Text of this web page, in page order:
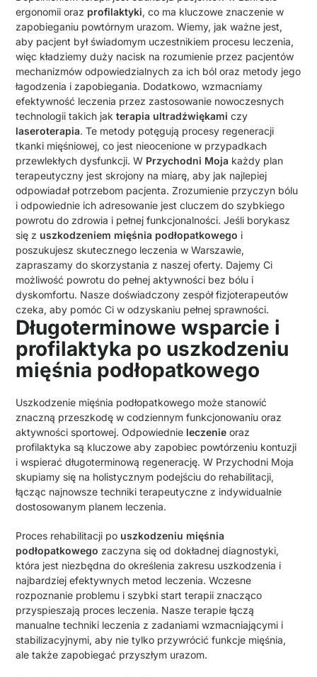
ergonomii oraz profilaktyki, co ma kluczowe znaczenie w
zapobieganiu powtórnym urazom. Wiemy, jak ważne jest,
aby pacjent był świadomym uczestnikiem procesu leczenia,
więc kładziemy duży nacisk na rozumienie przez pacjentów
mechanizmów odpowiedzialnych za ich ból oraz metody jego
łagodzenia i zapobiegania. Dodatkowo, wzmacniamy
efektywność leczenia przez zastosowanie nowoczesnych
technologii takich jakterapia ultradźwiękami czy
laseroterapia. Te metody potęgują procesy regeneracji
tkanki mięśniowej, co jest nieocenione w przypadkach
przewlekłych dysfunkcji. W Przychodni Moja każdy plan
terapeutyczny jest skrojony na miarę, aby jak najlepiej
odpowiadał potrzebom pacjenta. Zrozumienie przyczyn bólu
i odpowiednie ich adresowanie jest cluczem do szybkiego
powrotu do zdrowia i pełnej funkcjonalności. Jeśli borykasz
się z uszkodzeniem mięśnia podłopatkowego i
poszukujesz skutecznego leczenia w Warszawie,
zapraszamy do skorzystania z naszej oferty. Dajemy Ci
możliwość powrotu do pełnej aktywności bez bólu i
dyskomfortu. Nasze doświadczony zespół fizjoterapeutów
czeka, aby pomóc Ci w odzyskaniu pełnej sprawności.
Długoterminowe wsparcie i
profilaktyka po uszkodzeniu
mięśnia podłopatkowego
Uszkodzenie mięśnia podłopatkowego może stanowić
znaczną przeszkodę w codziennym funkcjonowaniu oraz
aktywności sportowej. Odpowiednie leczenie oraz
profilaktyka są kluczowe aby zapobiec powtórzeniu kontuzji
i wspierać długoterminową regenerację. W Przychodni Moja
skupiamy się na holistycznym podejściu do rehabilitacji,
łącząc najnowsze techniki terapeutyczne z indywidualnie
dostosowanym planem leczenia.
Proces rehabilitacji po uszkodzeniu mięśnia
podłopatkowego zaczyna się od dokładnej diagnostyki,
która jest niezbędna do określenia zakresu uszkodzenia i
najbardziej efektywnych metod leczenia. Wczesne
rozpoznanie problemu i szybki start terapii znacząco
przyspieszają proces leczenia. Nasze terapie łączą
manualne techniki leczenia z zadaniami wzmacniającymi i
stabilizacyjnymi, aby nie tylko przywrócić funkcje mięśnia,
ale także zapobiegać przyszłym urazom.